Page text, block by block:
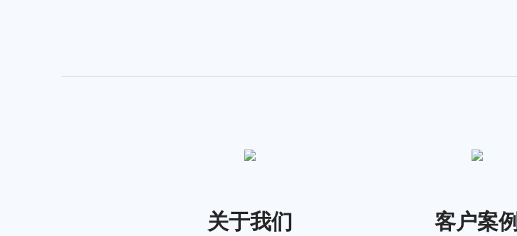
关于我们 客户案例